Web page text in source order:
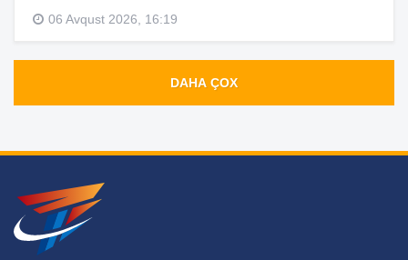
06 Avqust 2026, 16:19
DAHA ÇOX